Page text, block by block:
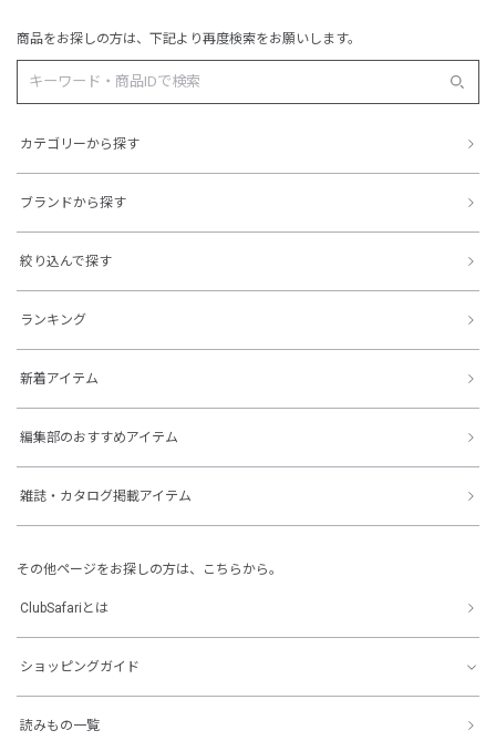
商品をお探しの方は、下記より再度検索をお願いします。
カテゴリーから探す
ブランドから探す
絞り込んで探す
ランキング
新着アイテム
編集部のおすすめアイテム
雑誌・カタログ掲載アイテム
その他ページをお探しの方は、こちらから。
ClubSafariとは
ショッピングガイド
読みもの一覧